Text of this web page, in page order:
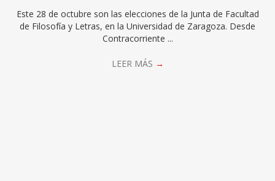
Este 28 de octubre son las elecciones de la Junta de Facultad
de Filosofía y Letras, en la Universidad de Zaragoza. Desde
Contracorriente ...
LEER MÁS →